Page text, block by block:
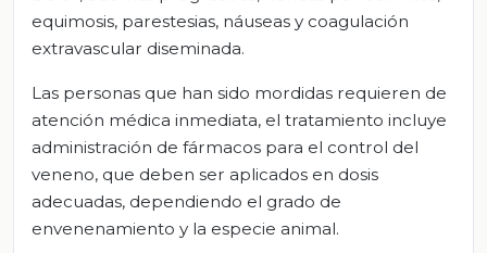
equimosis, parestesias, náuseas y coagulación
extravascular diseminada.
Las personas que han sido mordidas requieren de
atención médica inmediata, el tratamiento incluye
administración de fármacos para el control del
veneno, que deben ser aplicados en dosis
adecuadas, dependiendo el grado de
envenenamiento y la especie animal.